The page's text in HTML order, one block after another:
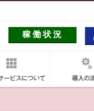
ノセキュアジャパン
稼働状況
製品・サ